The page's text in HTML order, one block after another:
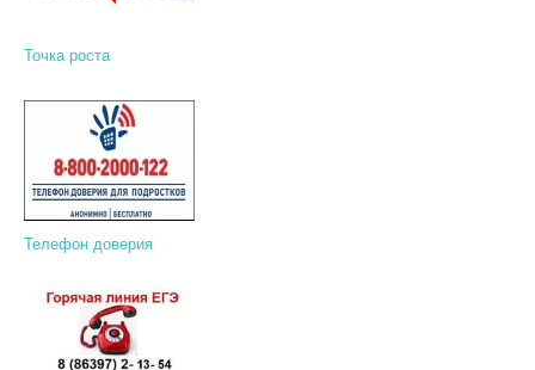
Точка роста
Телефон доверия